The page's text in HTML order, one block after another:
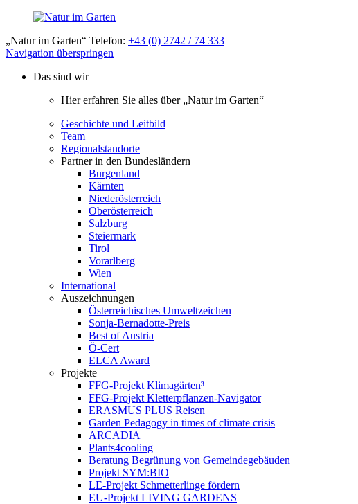
„Natur im Garten“ Telefon: +43 (0) 2742 / 74 333
Navigation überspringen
Das sind wir
Hier erfahren Sie alles über „Natur im Garten“
Geschichte und Leitbild
Team
Regionalstandorte
Partner in den Bundesländern
Burgenland
Kärnten
Niederösterreich
Oberösterreich
Salzburg
Steiermark
Tirol
Vorarlberg
Wien
International
Auszeichnungen
Österreichisches Umweltzeichen
Sonja-Bernadotte-Preis
Best of Austria
Ö-Cert
ELCA Award
Projekte
FFG-Projekt Klimagärten³
FFG-Projekt Kletterpflanzen-Navigator
ERASMUS PLUS Reisen
Garden Pedagogy in times of climate crisis
ARCADIA
Plants4cooling
Beratung Begrünung von Gemeindegebäuden
Projekt SYM:BIO
LE-Projekt Schmetterlinge fördern
EU-Projekt LIVING GARDENS